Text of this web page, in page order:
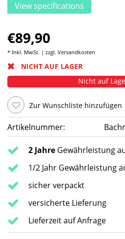
View specifications
€89,90
* Inkl. MwSt. | zzgl. Versandkosten
NICHT AUF LAGER
Nicht auf
Zur Wunschliste hinzufügen
Artikelnummer:
2 Jahre Gewährleistung
1/2 Jahr Gewährleistung
sicher verpackt
versicherte Lieferung
Lieferzeit auf Anfrage